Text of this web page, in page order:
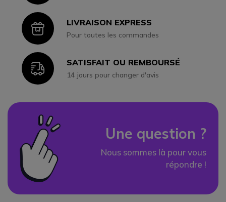
IconLIVRAISON EXPRESS
Pour toutes les commandes
IconSATISFAIT OU REMBOURSÉ
14 jours pour changer d'avis
Une question ?
Nous sommes là pour vous
répondre !